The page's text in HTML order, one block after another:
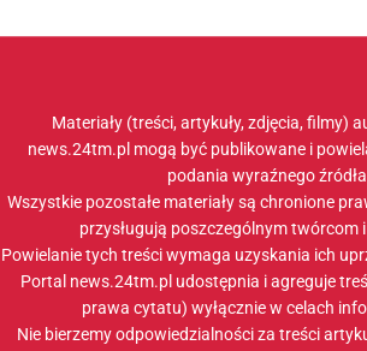
Materiały (treści, artykuły, zdjęcia, filmy)
news.24tm.pl mogą być publikowane i
podania wyraźnego
Wszystkie pozostałe materiały są chronione
przysługują poszczególnym twórcom
Powielanie tych treści wymaga uzyskania ich
Portal news.24tm.pl udostępnia i agreguje
prawa cytatu) wyłącznie w celach
Nie bierzemy odpowiedzialności za treści